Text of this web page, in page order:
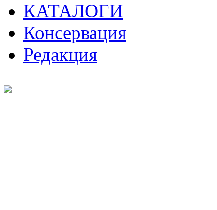
КАТАЛОГИ
Консервация
Редакция